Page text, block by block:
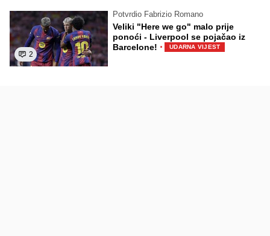
2
Potvrdio Fabrizio Romano
Veliki "Here we go" malo prije
ponoći - Liverpool se pojačao iz
Barcelone! · UDARNA VIJEST